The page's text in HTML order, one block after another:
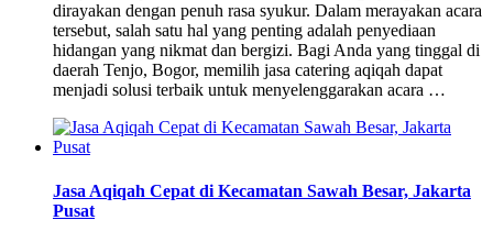
dirayakan dengan penuh rasa syukur. Dalam merayakan acara
tersebut, salah satu hal yang penting adalah penyediaan
hidangan yang nikmat dan bergizi. Bagi Anda yang tinggal di
daerah Tenjo, Bogor, memilih jasa catering aqiqah dapat
menjadi solusi terbaik untuk menyelenggarakan acara …
Jasa Aqiqah Cepat di Kecamatan Sawah Besar, Jakarta
Pusat